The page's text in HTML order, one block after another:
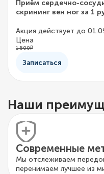
Приём сердечно-
скрининг вен ног за 1
Акция действует до
Цена
1 500₽
Записаться
Наши
Современные
Мы отслеживаем
перенимаем лучшее из